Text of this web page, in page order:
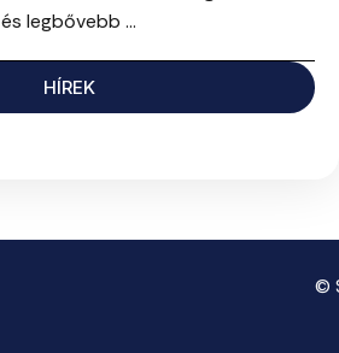
és legbővebb ...
HÍREK
©